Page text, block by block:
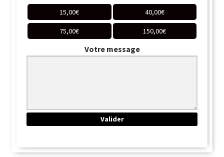
15,00€ 40,00€
75,00€ 150,00€
Votre message